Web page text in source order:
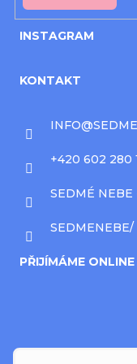
INSTAGRAM
KONTAKT
INFO@
+420 602 280
SEDMÉ
SEDMENEBE/
PŘIJÍMÁME